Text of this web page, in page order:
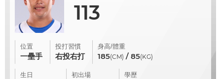
113
位置
一壘手
投打習慣
右投右打
身高/體重
185(CM) / 85(KG)
生日 初出場 學歷